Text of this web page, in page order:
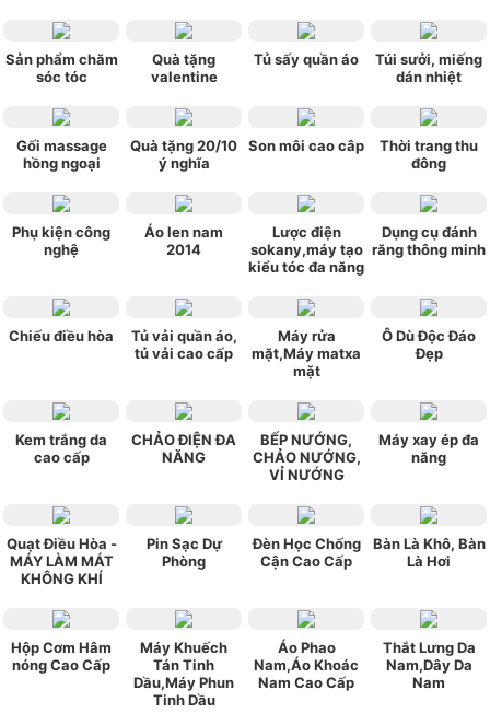
Sản phẩm chăm
sóc tóc
Quà tặng
valentine
Tủ sấy quần áo
Túi sưởi, miếng
dán nhiệt
Gối massage
hồng ngoại
Quà tặng 20/10
ý nghĩa
Son môi cao câp
Thời trang thu
đông
Phụ kiện công
nghệ
Áo len nam
2014
Lược điện
sokany,máy tạo
kiểu tóc đa năng
Dụng cụ đánh
răng thông minh
Chiếu điều hòa
Tủ vải quần áo,
tủ vải cao cấp
Máy rửa
mặt,Máy matxa
mặt
Ô Dù Độc Đáo
Đẹp
Kem trắng da
cao cấp
CHẢO ĐIỆN ĐA
NĂNG
BẾP NƯỚNG,
CHẢO NƯỚNG,
VỈ NƯỚNG
Máy xay ép đa
năng
Quạt Điều Hòa -
MÁY LÀM MÁT
KHÔNG KHÍ
Pin Sạc Dự
Phòng
Đèn Học Chống
Cận Cao Cấp
Bàn Là Khô, Bàn
Là Hơi
Hộp Cơm Hâm
nóng Cao Cấp
Máy Khuếch
Tán Tinh
Dầu,Máy Phun
Tinh Dầu
Áo Phao
Nam,Áo Khoác
Nam Cao Cấp
Thắt Lưng Da
Nam,Dây Da
Nam